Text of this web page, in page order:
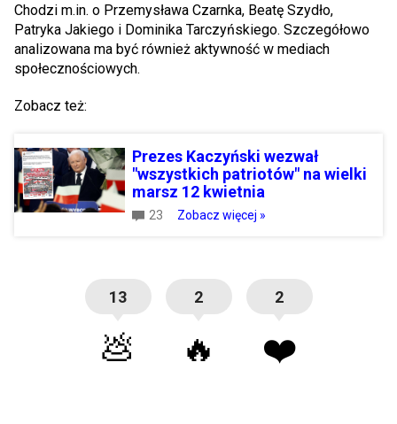
Chodzi m.in. o Przemysława Czarnka, Beatę Szydło,
Patryka Jakiego i Dominika Tarczyńskiego. Szczegółowo
analizowana ma być również aktywność w mediach
społecznościowych.
Zobacz też:
Prezes Kaczyński wezwał
"wszystkich patriotów" na wielki
marsz 12 kwietnia
23 Zobacz więcej »
13
💩
2
🔥
2
❤️